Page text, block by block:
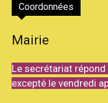
Coordonnées
Mairie
Le secrétariat
excepté le vendredi